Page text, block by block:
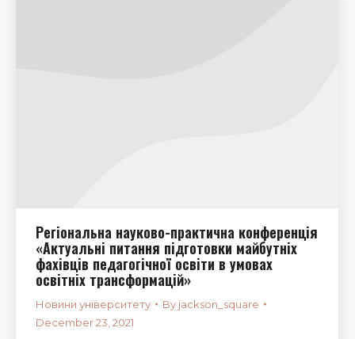
Регіональна науково-практична конференція
«Актуальні питання підготовки майбутніх
фахівців педагогічної освіти в умовах
освітніх трансформацій»
Новини університету By jackson_square
December 23, 2021